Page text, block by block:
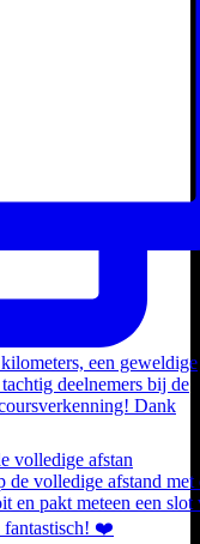
volledige afstan